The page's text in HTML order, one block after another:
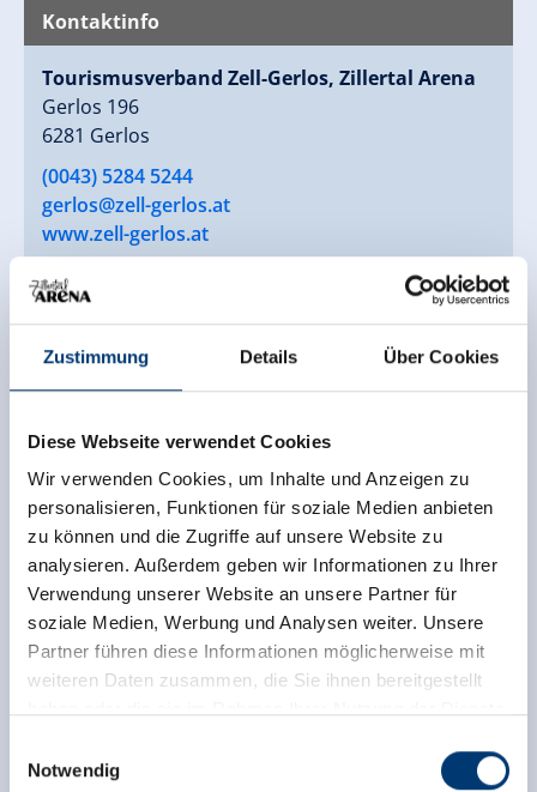
Zustimmung Details Über Cookies
Diese Webseite verwendet Cookies
Wir verwenden Cookies, um Inhalte und Anzeigen zu
personalisieren, Funktionen für soziale Medien anbieten
zu können und die Zugriffe auf unsere Website zu
analysieren. Außerdem geben wir Informationen zu Ihrer
Verwendung unserer Website an unsere Partner für
soziale Medien, Werbung und Analysen weiter. Unsere
Partner führen diese Informationen möglicherweise mit
weiteren Daten zusammen, die Sie ihnen bereitgestellt
Notwendig
Besucherinnen und Besucher tauchen in den drei
fesselnden Outdoor-Abenteuern in das magische
Reich Solregien ein. Begleitet werden sie dabei von
der Hexe Elisabeth, dem Knappen Leonhard und
ihrem treuen Freund, dem Hund Fips. Ausgestattet
Schatzkarte gilt es knifflige Rätsel zu lösen und
spannende Herausforderungen zu meistern.
Die Schatzkarte kann kostenlos im Tourismusbüro
Gerlos, an der Talstation der Isskogelbahn und am
Beginn der Wege abgeholt werden.
Die Locandy-App steht frei im Playstore bzw.
im Appstore zum Download bereit.
Die drei Abenteuer können unabhängig von einander
und in beliebiger Reihenfolge gespielt werden.
QR-Code scannen, Gerlosherzen sammeln und
gemeinsam mit Elisabeth, Leonhard und Fips das
Königreich Solregien retten!
Zur Belohnung gibt es für alle Abenteurer eine kleine
Überraschung im Tourismusbüro Gerlos!
Dauer: jeweils ca. 2 Stunden
Kontaktinfo
Tourismusverband Zell-Gerlos, Zillertal Arena
Gerlos 196
6281 Gerlos
(0043) 5284 5244
gerlos@zell-gerlos.at
www.zell-gerlos.at
Links
Homepage
Zurück zur Übersicht
Jetzt für den newsletter
anmelden!
Anmelden